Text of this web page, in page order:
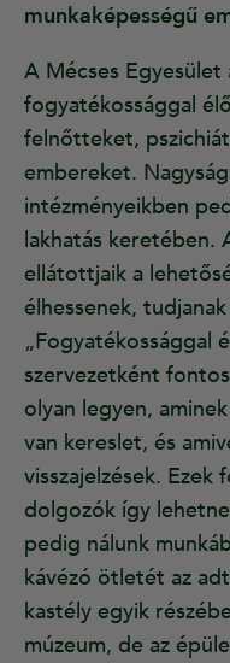
munkaképességű
A Mécses
fogyatékossággal
felnőtteket,
embereket.
intézményeikben
lakhatás keretében.
ellátottjaik a
élhessenek,
„Fogyatékossággal
szervezetként
olyan legyen,
van kereslet, és
visszajelzések.
dolgozók így
pedig nálunk
kávézó ötletét az
kastély egyik
múzeum, de az